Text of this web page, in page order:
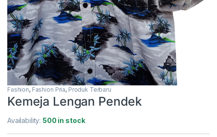
Fashion, Fashion Pria, Produk Terbaru
Kemeja Lengan Pendek
Availability:500 in stock